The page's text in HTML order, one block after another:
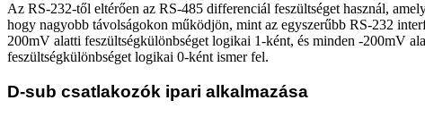
Az RS-232-től eltérően az RS-485 differenciál feszültséget használ,
hogy nagyobb távolságokon működjön, mint az egyszerűbb RS-232
200mV alatti feszültségkülönbséget logikai 1-ként, és minden -200mV
feszültségkülönbséget logikai 0-ként ismer fel.
D-sub csatlakozók ipari alkalmazása